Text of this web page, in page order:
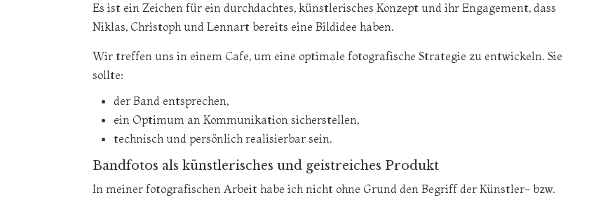
Es ist ein Zeichen für ein durchdachtes, künstlerisches Konzept und ihr Engagement, dass
Niklas, Christoph und Lennart bereits eine Bildidee haben.
Wir treffen uns in einem Cafe, um eine optimale fotografische Strategie zu entwickeln. Sie
sollte:
der Band entsprechen,
ein Optimum an Kommunikation sicherstellen,
technisch und persönlich realisierbar sein.
Bandfotos als künstlerisches und geistreiches Produkt
In meiner fotografischen Arbeit habe ich nicht ohne Grund den Begriff der Künstler- bzw.